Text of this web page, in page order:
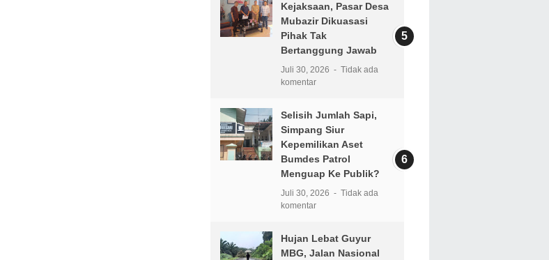
Kejaksaan, Pasar Desa
Mubazir Dikuasasi
Pihak Tak
Bertanggung Jawab
Juli 30, 2026
Tidak ada
komentar
Selisih Jumlah Sapi,
Simpang Siur
Kepemilikan Aset
Bumdes Patrol
Menguap Ke Publik?
Juli 30, 2026
Tidak ada
komentar
Hujan Lebat Guyur
MBG, Jalan Nasional